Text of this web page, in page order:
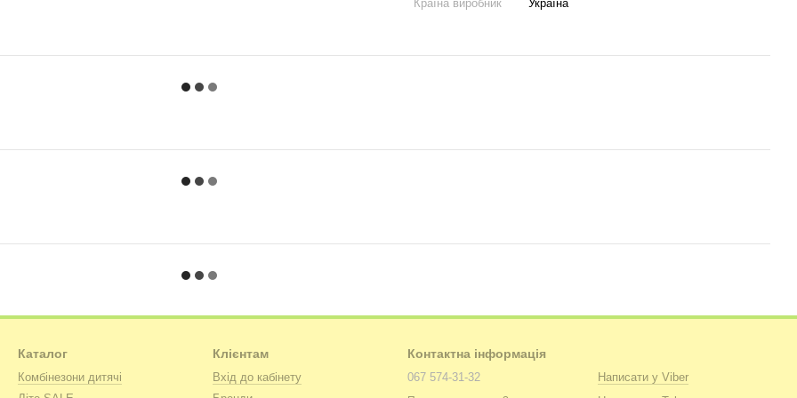
Країна виробник
Україна
Каталог
Комбінезони дитячі
Клієнтам
Вхід до кабінету
Контактна інформація
067 574-31-32
Написати у Viber